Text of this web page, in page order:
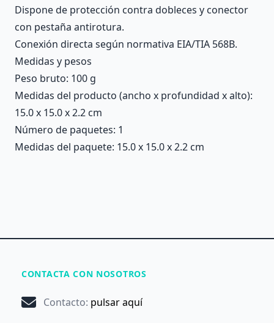
Dispone de protección contra dobleces y conector
con pestaña antirotura.
Conexión directa según normativa EIA/TIA 568B.
Medidas y pesos
Peso bruto: 100 g
Medidas del producto (ancho x profundidad x alto):
15.0 x 15.0 x 2.2 cm
Número de paquetes: 1
Medidas del paquete: 15.0 x 15.0 x 2.2 cm
CONTACTA CON NOSOTROS
Contacto: pulsar aquí